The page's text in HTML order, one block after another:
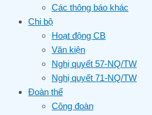
Các thông báo khác
Chi bộ
Hoạt động CB
Văn kiện
Nghị quyết 57-NQ/TW
Nghị quyết 71-NQ/TW
Đoàn thể
Công đoàn